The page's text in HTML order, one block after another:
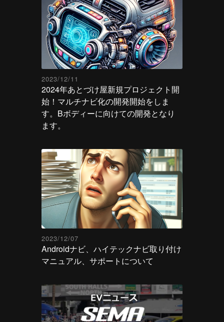
2023/12/11
2024年あとづけ屋新規プロジェクト開
始！マルチナビ化の開発開始をしま
す。Bボディーに向けての開発となり
ます。
2023/12/07
Androidナビ、ハイテックナビ取り付け
マニュアル、サポートについて